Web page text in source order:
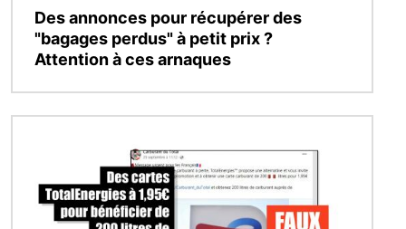
Des annonces pour récupérer des
"bagages perdus" à petit prix ?
Attention à ces arnaques